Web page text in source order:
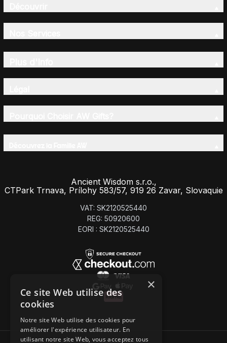
Ancient Wisdom s.r.o.,
CTPark Trnava, Prílohy 583/57, 919 26 Zavar, Slovaquie
VAT: SK2120525440
REG: 50920600
EORI : SK2120525440
×
Ce site Web utilise des
cookies
Notre site Web utilise des cookies pour
améliorer l'expérience utilisateur. En
utilisant notre site Web, vous acceptez tous